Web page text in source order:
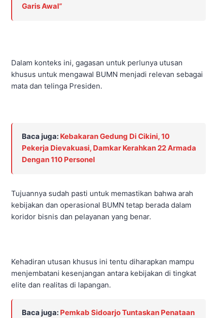
Garis Awal”
Dalam konteks ini, gagasan untuk perlunya utusan
khusus untuk mengawal BUMN menjadi relevan sebagai
mata dan telinga Presiden.
Baca juga: Kebakaran Gedung Di Cikini, 10
Pekerja Dievakuasi, Damkar Kerahkan 22 Armada
Dengan 110 Personel
Tujuannya sudah pasti untuk memastikan bahwa arah
kebijakan dan operasional BUMN tetap berada dalam
koridor bisnis dan pelayanan yang benar.
Kehadiran utusan khusus ini tentu diharapkan mampu
menjembatani kesenjangan antara kebijakan di tingkat
elite dan realitas di lapangan.
Baca juga: Pemkab Sidoarjo Tuntaskan Penataan